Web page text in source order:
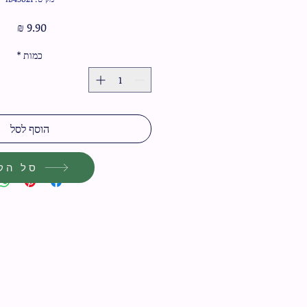
‏9.90 ‏₪
כמות *
הוסף לסל
סל